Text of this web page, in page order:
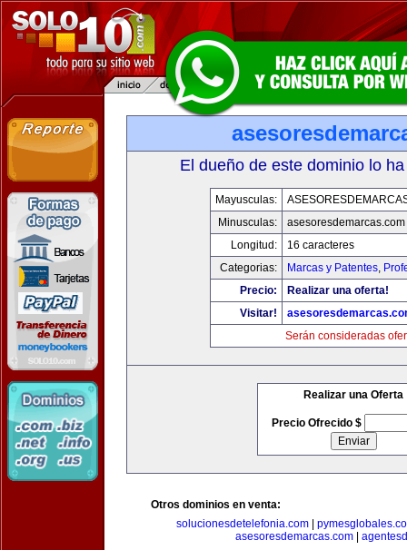
El dueño de este dominio lo
Mayusculas:
Minusculas:
asesoresdemarcas.com
Longitud:
16 caracteres
Categorias:
Marcas y Patentes,
Precio:
Realizar una oferta!
Visitar!
Serán consideradas
Realizar una Oferta
Precio Ofrecido $
Otros dominios en venta:
solucionesdetelefonia.com|
asesoresdemarcas.com